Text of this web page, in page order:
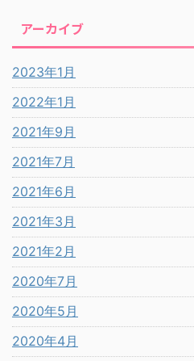
アーカイブ
2023年1月
2022年1月
2021年9月
2021年7月
2021年6月
2021年3月
2021年2月
2020年7月
2020年5月
2020年4月